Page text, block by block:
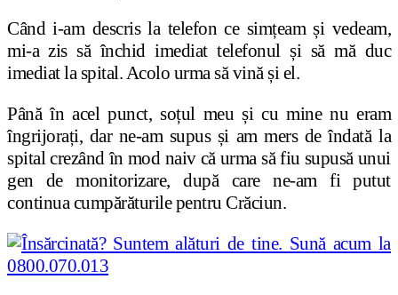
Când i-am descris la telefon ce simțeam și vedeam,
mi-a zis să închid imediat telefonul și să mă duc
imediat la spital. Acolo urma să vină și el.
Până în acel punct, soțul meu și cu mine nu eram
îngrijorați, dar ne-am supus și am mers de îndată la
spital crezând în mod naiv că urma să fiu supusă unui
gen de monitorizare, după care ne-am fi putut
continua cumpărăturile pentru Crăciun.